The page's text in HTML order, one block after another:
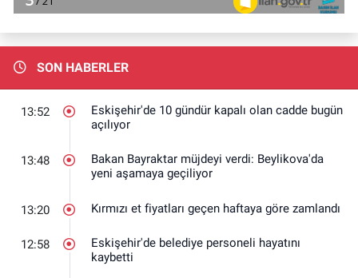
SON HABERLER
13:52
Eskişehir'de 10 gündür kapalı olan cadde bugün
açılıyor
13:48
Bakan Bayraktar müjdeyi verdi: Beylikova'da
yeni aşamaya geçiliyor
13:20 Kırmızı et fiyatları geçen haftaya göre zamlandı
12:58
Eskişehir'de belediye personeli hayatını
kaybetti